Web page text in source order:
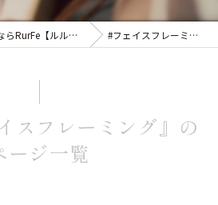
愛知県昭和区の美容院ならRurFe【ルルフェ】 #フェイスフレーミング
スフレーミング』の
ージ一覧